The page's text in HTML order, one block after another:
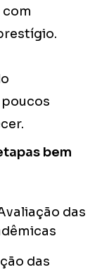
bem
das
das